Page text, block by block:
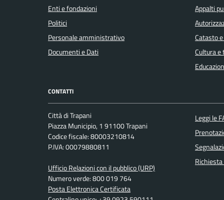
Enti e fondazioni
Politici
Personale amministrativo
Documenti e Dati
Appalti
Catasto
Cultura e
CONTATTI
Città di Trapani
Piazza Municipio, 1 91100 Trapani
Codice fiscale: 80003210814
P.IVA: 00079880811
Ufficio Relazioni con il pubblico (URP)
Numero verde: 800 019 764
Posta Elettronica Certificata
Leggi le